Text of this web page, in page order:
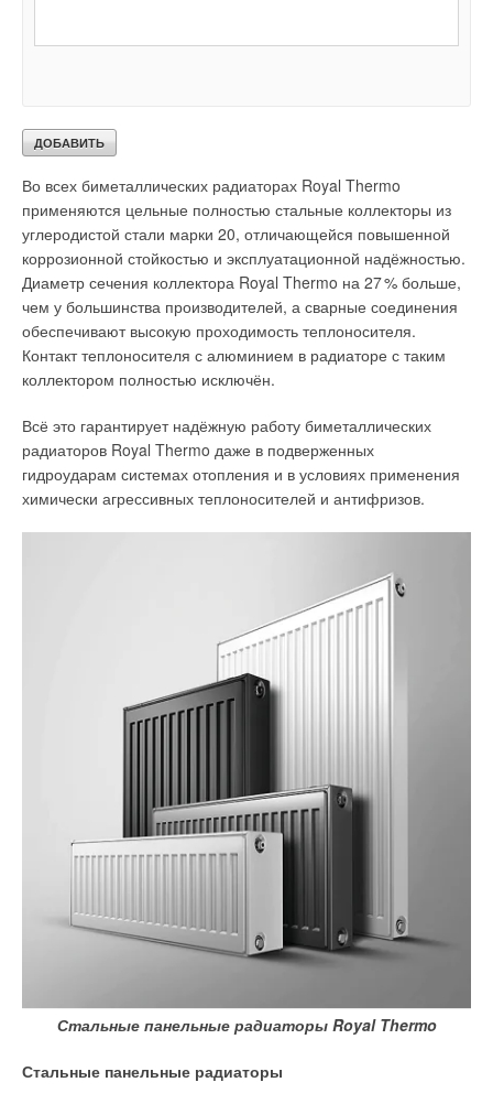
. Сварные соединения должны иметь полнопроходные
решение этих задач.
Во всех биметаллических радиаторах Royal Thermo
применяются цельные полностью стальные коллекторы из
углеродистой стали марки 20, отличающейся повышенной
коррозионной стойкостью и эксплуатационной надёжностью.
Диаметр сечения коллектора Royal Thermo на 27% больше,
чем у большинства производителей, а сварные соединения
обеспечивают высокую проходимость теплоносителя.
Контакт теплоносителя с алюминием в радиаторе с таким
коллектором полностью исключён.
Всё это гарантирует надёжную работу биметаллических
радиаторов Royal Thermo даже в подверженных
гидроударам системах отопления и в условиях применения
химически агрессивных теплоносителей и антифризов.
Стальные панельные радиаторы Royal Thermo
Стальные панельные радиаторы